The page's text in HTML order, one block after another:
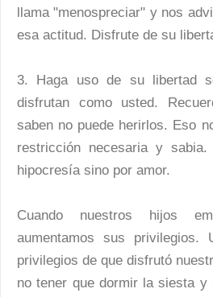
llama "menospreciar" y nos
esa actitud. Disfrute de su
3. Haga uso de su libertad
disfrutan como usted.
saben no puede herirlos. Eso
restricción necesaria y
hipocresía sino por amor.
Cuando nuestros hijos
aumentamos sus privilegios.
privilegios de que disfrutó
no tener que dormir la siesta